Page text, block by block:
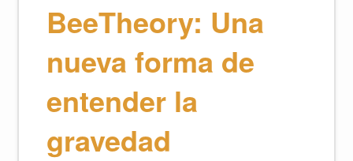
BeeTheory: Una
nueva forma de
entender la
gravedad